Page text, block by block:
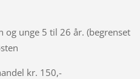
unge 5 til 26 år. (begrenset
kr. 150,-